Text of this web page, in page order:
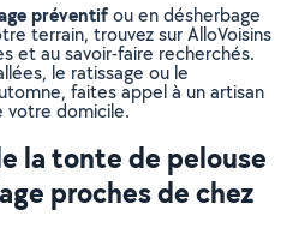
préventifou en désherbage
terrain, trouvez sur AlloVoisins
et au savoir-faire recherchés.
le ratissage ou le
faites appel à un artisan
votre domicile.
la tonte de pelouse
proches de chez